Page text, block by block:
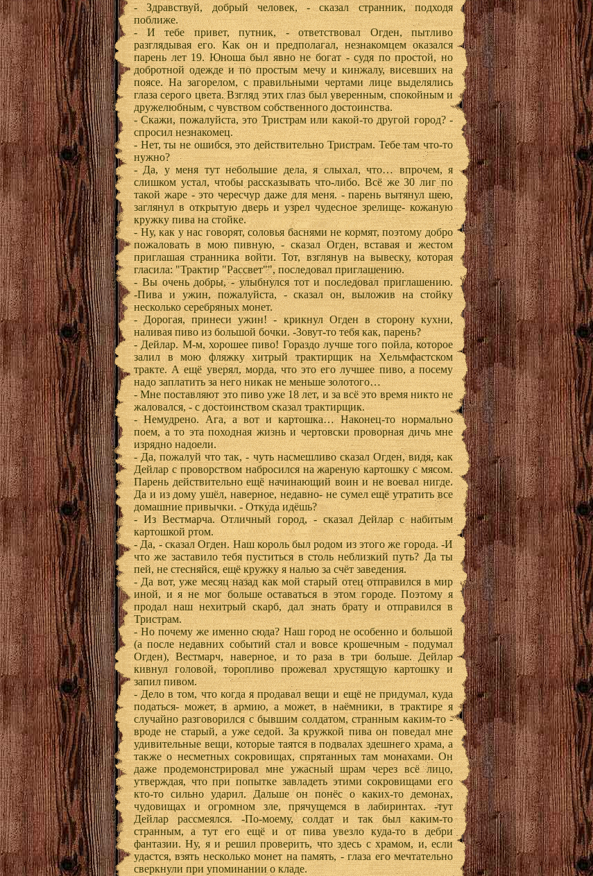
- Здравствуй, добрый человек, - сказал странник, подходя
поближе.
- И тебе привет, путник, - ответствовал Огден, пытливо
разглядывая его. Как он и предполагал, незнакомцем оказался
парень лет 19. Юноша был явно не богат - судя по простой, но
добротной одежде и по простым мечу и кинжалу, висевших на
поясе. На загорелом, с правильными чертами лице выделялись
глаза серого цвета. Взгляд этих глаз был уверенным, спокойным и
дружелюбным, с чувством собственного достоинства.
- Скажи, пожалуйста, это Тристрам или какой-то другой город? -
спросил незнакомец.
- Нет, ты не ошибся, это действительно Тристрам. Тебе там что-то
нужно?
- Да, у меня тут небольшие дела, я слыхал, что… впрочем, я
слишком устал, чтобы рассказывать что-либо. Всё же 30 лиг по
такой жаре - это чересчур даже для меня. - парень вытянул шею,
заглянул в открытую дверь и узрел чудесное зрелище- кожаную
кружку пива на стойке.
- Ну, как у нас говорят, соловья баснями не кормят, поэтому добро
пожаловать в мою пивную, - сказал Огден, вставая и жестом
приглашая странника войти. Тот, взглянув на вывеску, которая
гласила: "Трактир "Рассвет"", последовал приглашению.
- Вы очень добры, - улыбнулся тот и последовал приглашению.
-Пива и ужин, пожалуйста, - сказал он, выложив на стойку
несколько серебряных монет.
- Дорогая, принеси ужин! - крикнул Огден в сторону кухни,
наливая пиво из большой бочки. -Зовут-то тебя как, парень?
- Дейлар. М-м, хорошее пиво! Гораздо лучше того пойла, которое
залил в мою фляжку хитрый трактирщик на Хельмфастском
тракте. А ещё уверял, морда, что это его лучшее пиво, а посему
надо заплатить за него никак не меньше золотого…
- Мне поставляют это пиво уже 18 лет, и за всё это время никто не
жаловался, - с достоинством сказал трактирщик.
- Немудрено. Ага, а вот и картошка… Наконец-то нормально
поем, а то эта походная жизнь и чертовски проворная дичь мне
изрядно надоели.
- Да, пожалуй что так, - чуть насмешливо сказал Огден, видя, как
Дейлар с проворством набросился на жареную картошку с мясом.
Парень действительно ещё начинающий воин и не воевал нигде.
Да и из дому ушёл, наверное, недавно- не сумел ещё утратить все
домашние привычки. - Откуда идёшь?
- Из Вестмарча. Отличный город, - сказал Дейлар с набитым
картошкой ртом.
- Да, - сказал Огден. Наш король был родом из этого же города. -И
что же заставило тебя пуститься в столь неблизкий путь? Да ты
пей, не стесняйся, ещё кружку я налью за счёт заведения.
- Да вот, уже месяц назад как мой старый отец отправился в мир
иной, и я не мог больше оставаться в этом городе. Поэтому я
продал наш нехитрый скарб, дал знать брату и отправился в
Тристрам.
- Но почему же именно сюда? Наш город не особенно и большой
(а после недавних событий стал и вовсе крошечным - подумал
Огден), Вестмарч, наверное, и то раза в три больше. Дейлар
кивнул головой, торопливо прожевал хрустящую картошку и
запил пивом.
- Дело в том, что когда я продавал вещи и ещё не придумал, куда
податься- может, в армию, а может, в наёмники, в трактире я
случайно разговорился с бывшим солдатом, странным каким-то -
вроде не старый, а уже седой. За кружкой пива он поведал мне
удивительные вещи, которые таятся в подвалах здешнего храма, а
также о несметных сокровищах, спрятанных там монахами. Он
даже продемонстрировал мне ужасный шрам через всё лицо,
утверждая, что при попытке завладеть этими сокровищами его
кто-то сильно ударил. Дальше он понёс о каких-то демонах,
чудовищах и огромном зле, прячущемся в лабиринтах. -тут
Дейлар рассмеялся. -По-моему, солдат и так был каким-то
странным, а тут его ещё и от пива увезло куда-то в дебри
фантазии. Ну, я и решил проверить, что здесь с храмом, и, если
удастся, взять несколько монет на память, - глаза его мечтательно
сверкнули при упоминании о кладе.